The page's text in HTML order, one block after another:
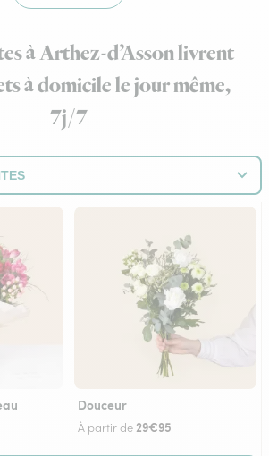
à Arthez-d’Asson livrent
à domicile le jour même,
7j/7
Douceur
À partir de29€95